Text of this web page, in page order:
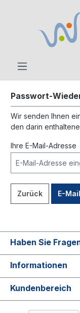
Passwort-
Wir senden Ihnen
den darin
Ihre E-Mail-Adresse
Zurück E-
Haben Sie
Informationen
Kundenbereich